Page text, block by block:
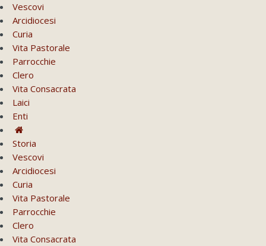
Vescovi
Arcidiocesi
Curia
Vita Pastorale
Parrocchie
Clero
Vita Consacrata
Laici
Enti
Storia
Vescovi
Arcidiocesi
Curia
Vita Pastorale
Parrocchie
Clero
Vita Consacrata